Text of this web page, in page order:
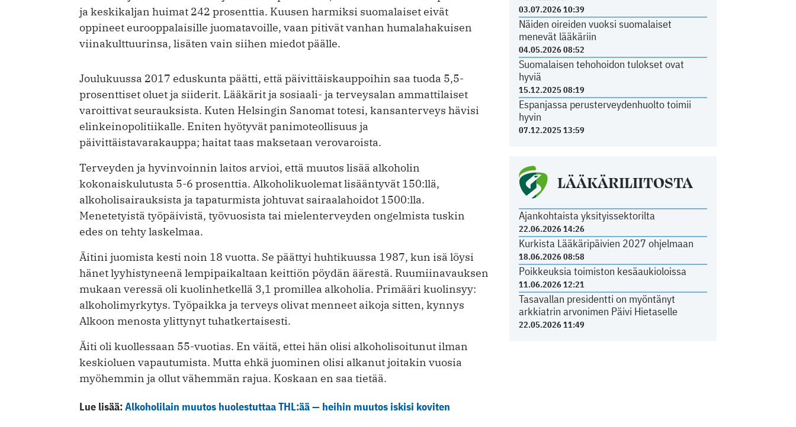
03.07.2026 10:39
Näiden oireiden vuoksi suomalaiset
menevät lääkäriin
04.05.2026 08:52
Suomalaisen tehohoidon tulokset ovat
hyviä
15.12.2025 08:19
Espanjassa perusterveydenhuolto toimii
hyvin
07.12.2025 13:59
LÄÄKÄRILIITOSTA
Ajankohtaista yksityissektorilta
22.06.2026 14:26
Kurkista Lääkäripäivien 2027 ohjelmaan
18.06.2026 08:58
Poikkeuksia toimiston kesäaukioloissa
11.06.2026 12:21
Tasavallan presidentti on myöntänyt
arkkiatrin arvonimen Päivi Hietaselle
22.05.2026 11:49
ja keskikaljan huimat 242 prosenttia. Kuusen harmiksi suomalaiset eivät
oppineet eurooppalaisille juomatavoille, vaan pitivät vanhan humalahakuisen
viinakulttuurinsa, lisäten vain siihen miedot päälle.
Joulukuussa 2017 eduskunta päätti, että päivittäiskauppoihin saa tuoda 5,5-
prosenttiset oluet ja siiderit. Lääkärit ja sosiaali- ja terveysalan ammattilaiset
varoittivat seurauksista. Kuten Helsingin Sanomat totesi, kansanterveys hävisi
elinkeinopolitiikalle. Eniten hyötyvät panimoteollisuus ja
päivittäistavarakauppa; haitat taas maksetaan verovaroista.
Terveyden ja hyvinvoinnin laitos arvioi, että muutos lisää alkoholin
kokonaiskulutusta 5-6 prosenttia. Alkoholikuolemat lisääntyvät 150:llä,
alkoholisairauksista ja tapaturmista johtuvat sairaalahoidot 1500:lla.
Menetetyistä työpäivistä, työvuosista tai mielenterveyden ongelmista tuskin
edes on tehty laskelmaa.
Äitini juomista kesti noin 18 vuotta. Se päättyi huhtikuussa 1987, kun isä löysi
hänet lyyhistyneenä lempipaikaltaan keittiön pöydän äärestä. Ruumiinavauksen
mukaan veressä oli kuolinhetkellä 3,1 promillea alkoholia. Primääri kuolinsyy:
alkoholimyrkytys. Työpaikka ja terveys olivat menneet aikoja sitten, kynnys
Alkoon menosta ylittynyt tuhatkertaisesti.
Äiti oli kuollessaan 55-vuotias. En väitä, ettei hän olisi alkoholisoitunut ilman
keskioluen vapautumista. Mutta ehkä juominen olisi alkanut joitakin vuosia
myöhemmin ja ollut vähemmän rajua. Koskaan en saa tietää.
Lue lisää:Alkoholilain muutos huolestuttaa THL:ää — heihin muutos iskisi koviten